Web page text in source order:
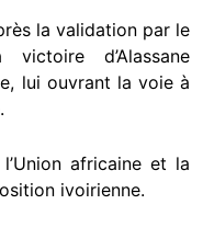
la validation par le
d’Alassane
lui ouvrant la voie à
africaine et la
ivoirienne.